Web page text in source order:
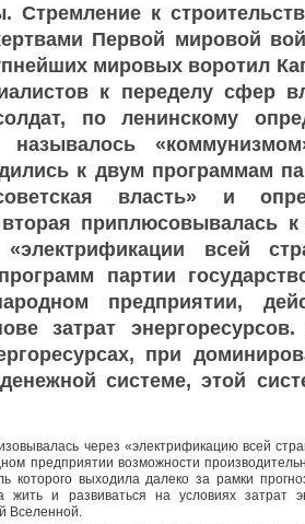
Стремление к
Первой мировой
мировых воротил
к переделу сфер
по ленинскому
называлось
к двум программам
власть» и
приплюсовывалась к
всей
партии
предприятии,
затрат энергоресурсов.
при
системе, этой
через «электрификацию всей
предприятии возможности
которого выходила далеко за рамки
жить и развиваться на условиях затрат
Вселенной.